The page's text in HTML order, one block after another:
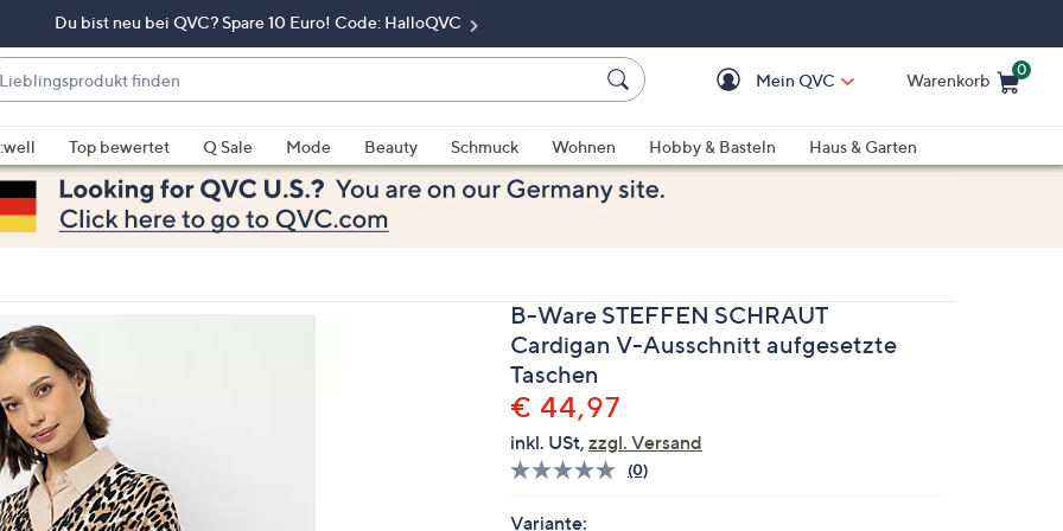
Du bist neu bei QVC? Spare 10 Euro! Code: HalloQVC
Mein QVC Warenkorb
0
Top bewertet Q Sale Mode Beauty Schmuck Wohnen Hobby & Basteln
Haus & Garten
B-Ware STEFFEN SCHRAUT
Cardigan V-Ausschnitt aufgesetzte
Taschen
Gelöscht
€ 44,97
inkl. USt, zzgl. Versand
Bisher
(0)
Variante: